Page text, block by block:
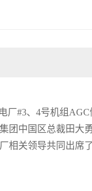
厂#3、 4号机组 AGC
团中国区总裁田大勇
相关领导共同出席